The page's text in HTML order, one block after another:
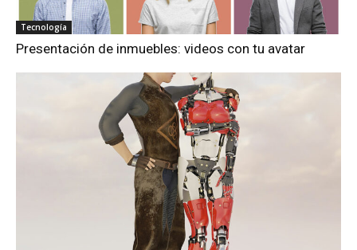
Tecnología
Presentación de inmuebles: videos con tu avatar